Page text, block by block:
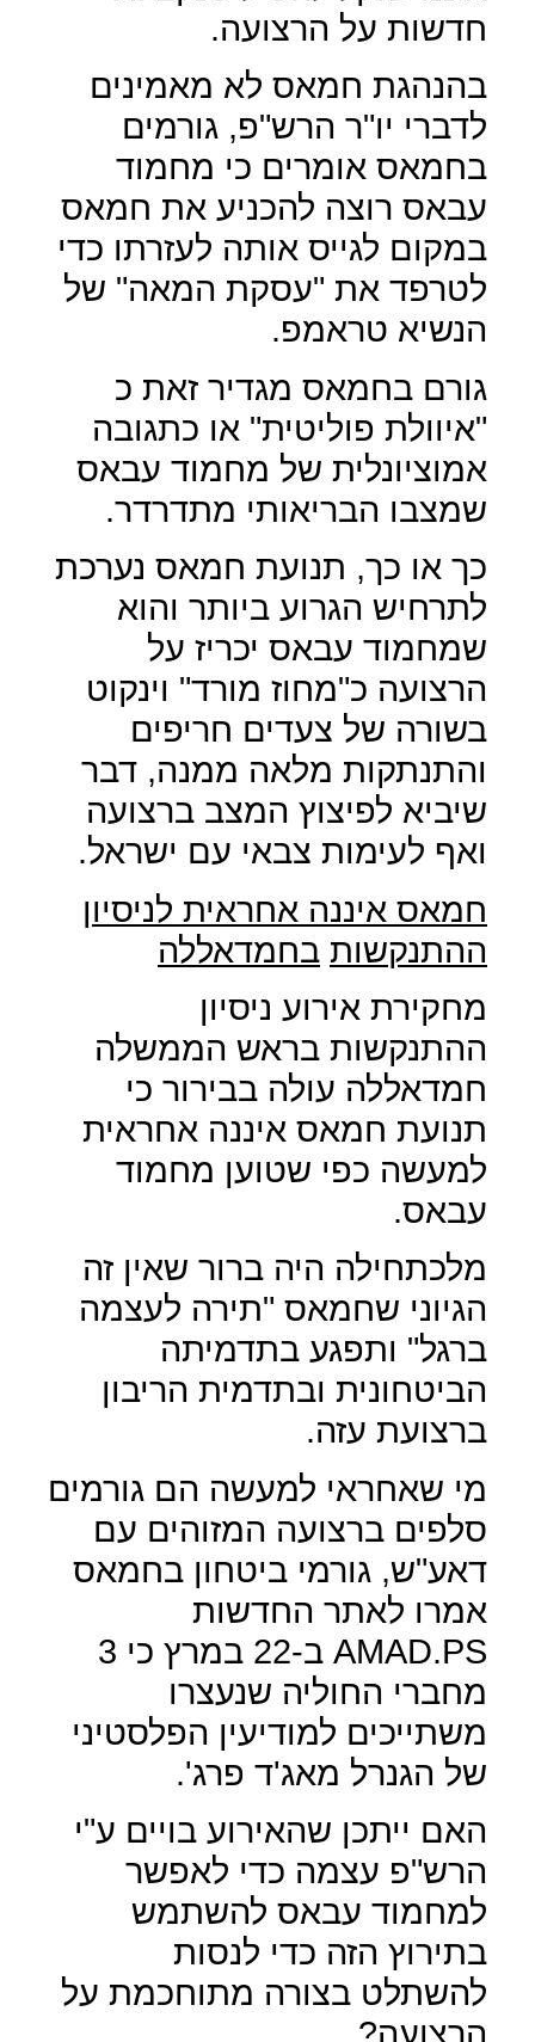
חדשות על הרצועה.
בהנהגת חמאס לא מאמינים
לדברי יו"ר הרש"פ, גורמים
בחמאס אומרים כי מחמוד
עבאס רוצה להכניע את חמאס
במקום לגייס אותה לעזרתו כדי
לטרפד את "עסקת המאה" של
הנשיא טראמפ.
גורם בחמאס מגדיר זאת כ
"איוולת פוליטית" או כתגובה
אמוציונלית של מחמוד עבאס
שמצבו הבריאותי מתדרדר.
כך או כך, תנועת חמאס נערכת
לתרחיש הגרוע ביותר והוא
שמחמוד עבאס יכריז על
הרצועה כ"מחוז מורד" וינקוט
בשורה של צעדים חריפים
והתנתקות מלאה ממנה, דבר
שיביא לפיצוץ המצב ברצועה
ואף לעימות צבאי עם ישראל.
חמאס איננה אחראית לניסיון
ההתנקשות בחמדאללה
מחקירת אירוע ניסיון
ההתנקשות בראש הממשלה
חמדאללה עולה בבירור כי
תנועת חמאס איננה אחראית
למעשה כפי שטוען מחמוד
עבאס.
מלכתחילה היה ברור שאין זה
הגיוני שחמאס "תירה לעצמה
ברגל" ותפגע בתדמיתה
הביטחונית ובתדמית הריבון
ברצועת עזה.
מי שאחראי למעשה הם גורמים
סלפים ברצועה המזוהים עם
דאע"ש, גורמי ביטחון בחמאס
אמרו לאתר החדשות
AMAD.PS
ב-22 במרץ כי 3
מחברי החוליה שנעצרו
משתייכים למודיעין הפלסטיני
של הגנרל מאג'ד פרג'.
האם ייתכן שהאירוע בויים ע"י
הרש"פ עצמה כדי לאפשר
למחמוד עבאס להשתמש
בתירוץ הזה כדי לנסות
להשתלט בצורה מתוחכמת על
הרצועה?